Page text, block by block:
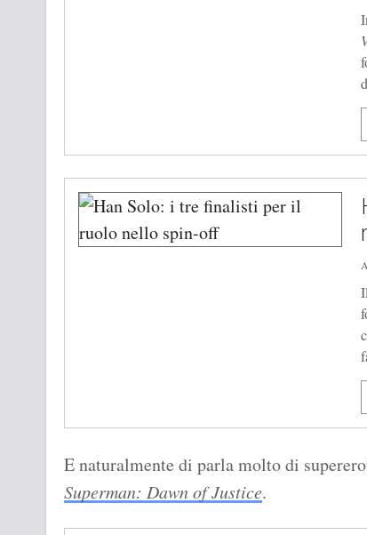
E naturalmente di parla molto di
Superman: Dawn of Justice.